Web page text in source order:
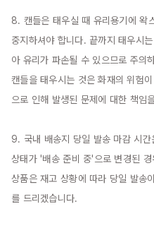
8. 캔들은 태우실 때 유리용기에 왁
중지하셔야 합니다. 끝까지 태우시
아 유리가 파손될 수 있으므로 주의
캔들을 태우시는 것은 화재의 위험
으로 인해 발생된 문제에 대한 책임
9. 국내 배송지 당일 발송 마감 시
상태가 '배송 준비 중'으로 변경된
상품은 재고 상황에 따라 당일 발송
를 드리겠습니다.